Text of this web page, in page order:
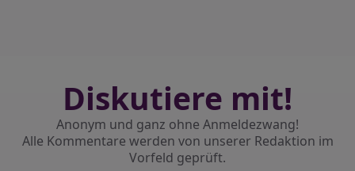
Diskutiere mit!
Anonym und ganz ohne Anmeldezwang!
Alle Kommentare werden von unserer Redaktion im
Vorfeld geprüft.